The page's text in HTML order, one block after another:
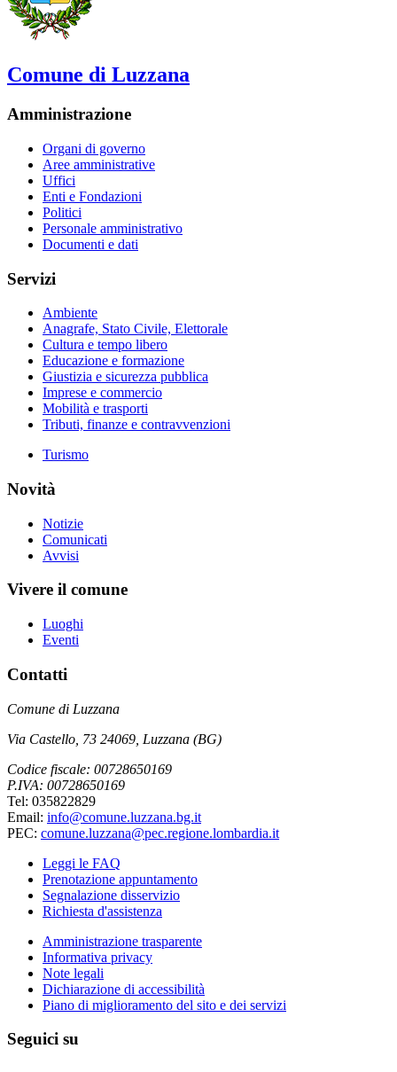
Comune di Luzzana
Amministrazione
Organi di governo
Aree amministrative
Uffici
Enti e Fondazioni
Politici
Personale amministrativo
Documenti e dati
Servizi
Ambiente
Anagrafe, Stato Civile, Elettorale
Cultura e tempo libero
Educazione e formazione
Giustizia e sicurezza pubblica
Imprese e commercio
Mobilità e trasporti
Tributi, finanze e contravvenzioni
Turismo
Novità
Notizie
Comunicati
Avvisi
Vivere il comune
Luoghi
Eventi
Contatti
Comune di Luzzana
Via Castello, 73 24069, Luzzana (BG)
Codice fiscale: 00728650169
P.IVA: 00728650169
Tel: 035822829
Email: info@comune.luzzana.bg.it
PEC: comune.luzzana@pec.regione.lombardia.it
Leggi le FAQ
Prenotazione appuntamento
Segnalazione disservizio
Richiesta d'assistenza
Amministrazione trasparente
Informativa privacy
Note legali
Dichiarazione di accessibilità
Piano di miglioramento del sito e dei servizi
Seguici su